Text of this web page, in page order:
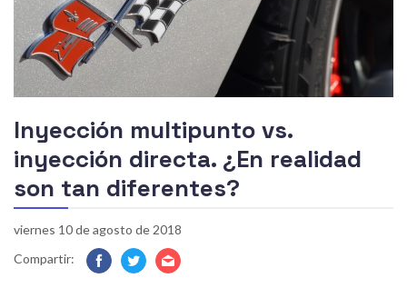
Inyección multipunto vs.
inyección directa. ¿En realidad
son tan diferentes?
viernes 10 de agosto de 2018
Compartir:
FacebookTwitter
E-